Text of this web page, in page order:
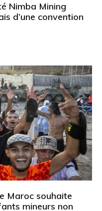
Nimba Mining
d’une convention
Maroc souhaite
mineurs non